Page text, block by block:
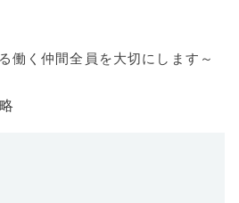
働く仲間全員を大切にします～